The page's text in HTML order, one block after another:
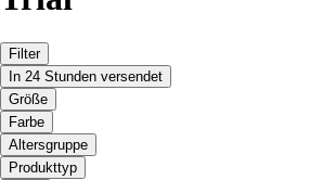
Filter
In 24 Stunden versendet
Größe
Farbe
Altersgruppe
Produkttyp